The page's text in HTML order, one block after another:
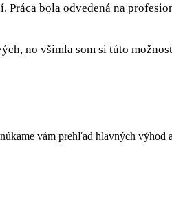
bola odvedená na
no všimla som si túto
vám prehľad hlavných výhod